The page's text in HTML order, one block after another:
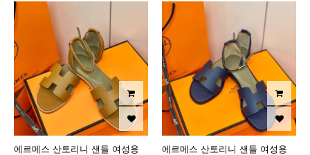
에르메스 산토리니 샌들 여성용
에르메스 산토리니 샌들 여성용